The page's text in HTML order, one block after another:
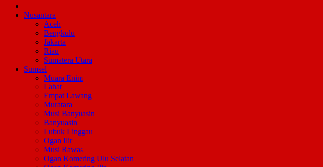
Nusantara
Aceh
Bengkulu
Jakarta
Riau
Sumatera Utara
Sumsel
Muara Enim
Lahat
Empat Lawang
Muratara
Musi Banyuasin
Banyuasin
Lubuk Linggau
Ogan Ilir
Musi Rawas
Ogan Komering Ulu Selatan